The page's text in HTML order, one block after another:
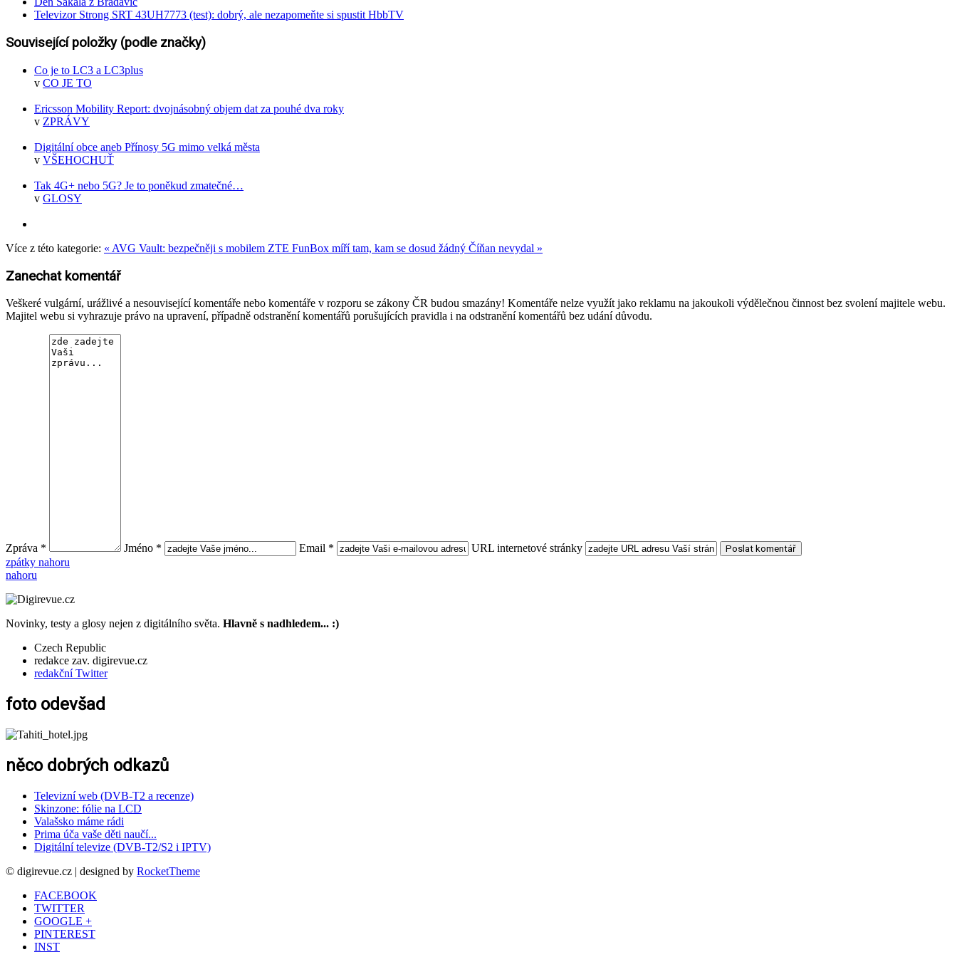
Televizor Strong SRT 43UH7773 (test): dobrý, ale nezapomeňte si spustit HbbTV
Související položky (podle značky)
Co je to LC3 a LC3plus
v CO JE TO
Ericsson Mobility Report: dvojnásobný objem dat za pouhé dva roky
v ZPRÁVY
Digitální obce aneb Přínosy 5G mimo velká města
v VŠEHOCHUŤ
Tak 4G+ nebo 5G? Je to poněkud zmatečné…
v GLOSY
Více z této kategorie: « AVG Vault: bezpečněji s mobilem ZTE FunBox míří tam, kam se dosud žádný Číňan nevydal »
Zanechat komentář
Veškeré vulgární, urážlivé a nesouvisející komentáře nebo komentáře v rozporu se zákony ČR budou smazány! Komentáře nelze využít jako reklamu na jakoukoli výdělečnou činnost bez svolení majitele webu.
Majitel webu si vyhrazuje právo na upravení, případně odstranění komentářů porušujících pravidla i na odstranění komentářů bez udání důvodu.
Zpráva * Jméno * Email *
URL internetové stránky
zpátky nahoru
nahoru
Novinky, testy a glosy nejen z digitálního světa. Hlavně s nadhledem... :)
Czech Republic
redakce zav. digirevue.cz
redakční Twitter
foto odevšad
něco dobrých odkazů
Televizní web (DVB-T2 a recenze)
Skinzone: fólie na LCD
Valašsko máme rádi
Prima úča vaše děti naučí...
Digitální televize (DVB-T2/S2 i IPTV)
© digirevue.cz | designed by RocketTheme
FACEBOOK
TWITTER
GOOGLE +
PINTEREST
INST